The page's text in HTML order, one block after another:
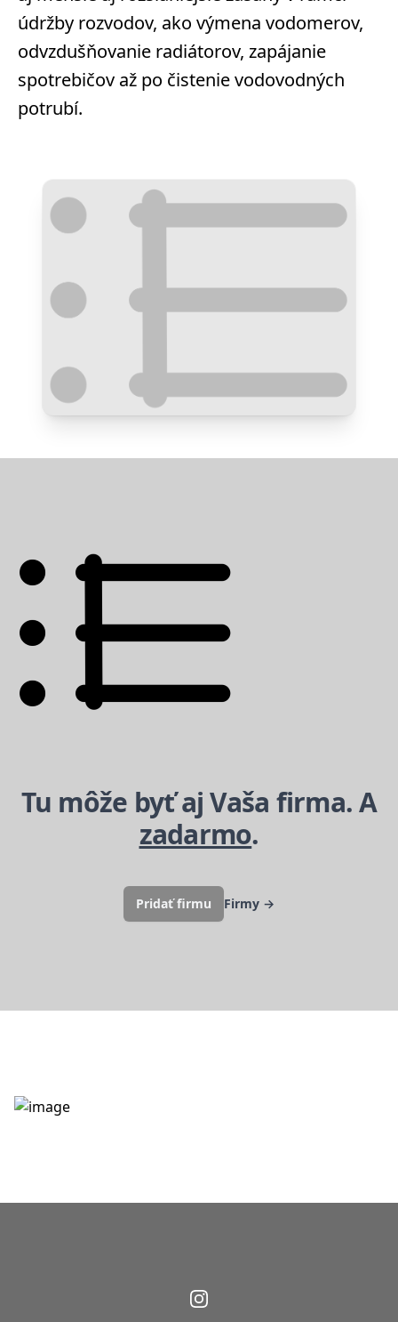
údržby rozvodov, ako výmena vodomerov,
odvzdušňovanie radiátorov, zapájanie
spotrebičov až po čistenie vodovodných
potrubí.
Tu môže byť aj Vaša firma. A
zadarmo.
Pridať firmu Firmy →